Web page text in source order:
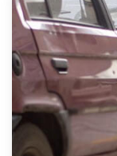
verkopen en op
Ophaaldienst
auto gratis
contact op of
direct een
aanvragen? Dat
kenteken in en